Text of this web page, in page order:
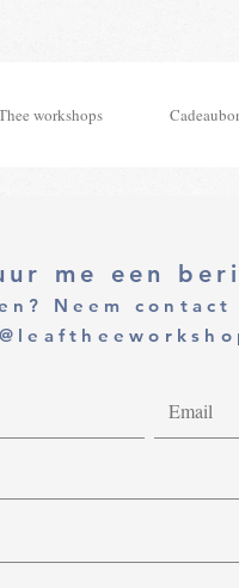
workshops
me een
Neem